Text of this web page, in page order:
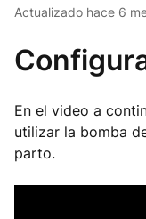
Actualizado hace 6
En el video a
utilizar la bomba
parto.